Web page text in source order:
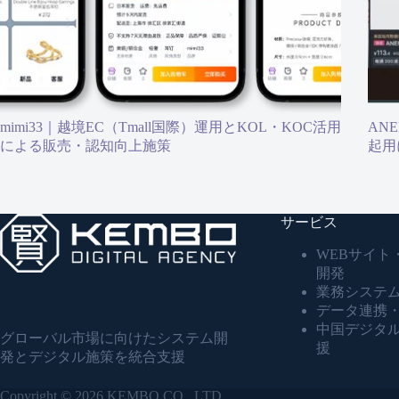
mimi33｜越境EC（Tmall国際）運用とKOL・KOC活用
による販売・認知向上施策
起
グローバル市場に向けたシステム開
発とデジタル施策を統合支援
サービス
WEBサイト
開発
業務システ
データ連携
中国デジタ
援
Copyright © 2026 KEMBO CO., LTD.